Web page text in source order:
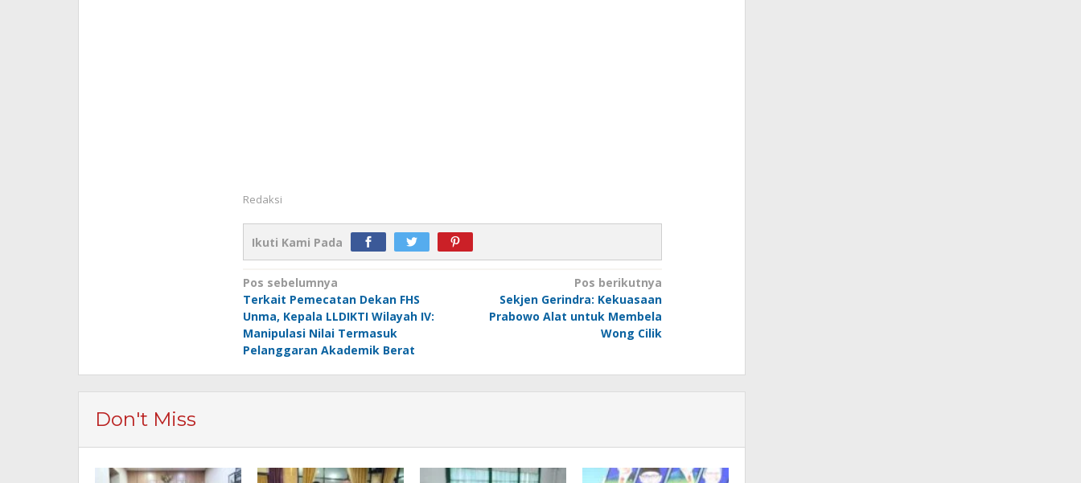
Redaksi
Ikuti Kami Pada
Navigasi
pos
Pos sebelumnya
Terkait Pemecatan Dekan FHS
Unma, Kepala LLDIKTI Wilayah IV:
Manipulasi Nilai Termasuk
Pelanggaran Akademik Berat
Pos berikutnya
Sekjen Gerindra: Kekuasaan
Prabowo Alat untuk Membela
Wong Cilik
Don't Miss